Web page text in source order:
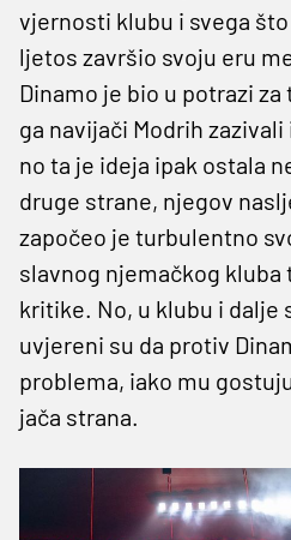
vjernosti klubu i svega
ljetos završio svoju eru
Dinamo je bio u potrazi
ga navijači Modrih
no ta je ideja ipak ostala
druge strane, njegov
započeo je turbulentno
slavnog njemačkog kluba
kritike. No, u klubu i dalje
uvjereni su da protiv
problema, iako mu
jača strana.